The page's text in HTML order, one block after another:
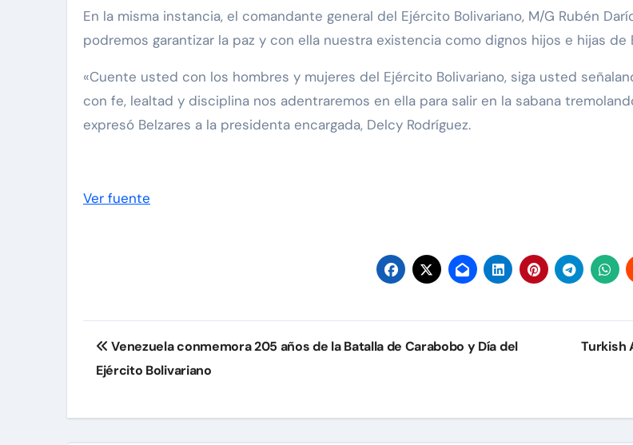
En la misma instancia, el comandante general del Ejército Bolivariano, M/G Rubén
podremos garantizar la paz y con ella nuestra existencia como dignos hijos e hijas de
«Cuente usted con los hombres y mujeres del Ejército Bolivariano, siga usted
con fe, lealtad y disciplina nos adentraremos en ella para salir en la sabana
expresó Belzares a la presidenta encargada, Delcy Rodríguez.
Ver fuente
Navegación
de
Venezuela conmemora 205 años de la Batalla de Carabobo y Día del
Ejército Bolivariano
Turkish